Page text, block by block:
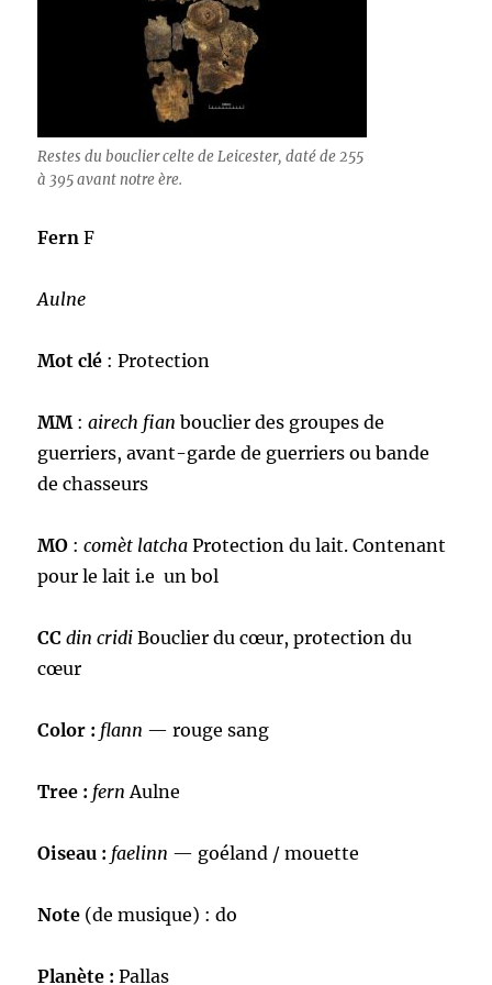
Restes du bouclier celte de Leicester, daté de 255
à 395 avant notre ère.
FernF
Aulne
Mot clé : Protection
MM :airech fian bouclier des groupes de
guerriers, avant-garde de guerriers ou bande
de chasseurs
MO :comèt latcha Protection du lait. Contenant
pour le lait i.e un bol
CC din cridiBouclier du cœur, protection du
cœur
Color : flann — rouge sang
Tree : fern Aulne
Oiseau : faelinn — goéland / mouette
Note (de musique) : do
Planète : Pallas